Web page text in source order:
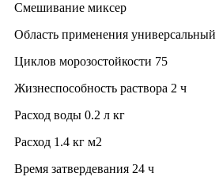
Смешивание миксер
Область применения универсальный
Циклов морозостойкости 75
Жизнеспособность раствора 2 ч
Расход воды 0.2 л кг
Расход 1.4 кг м2
Время затвердевания 24 ч